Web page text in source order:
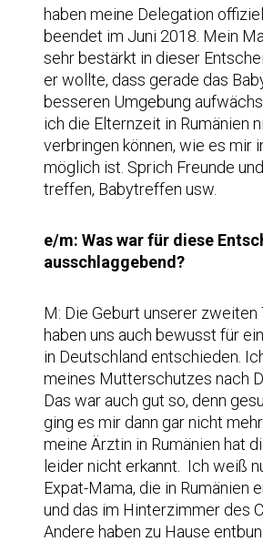
haben meine Delegation
beendet im Juni 2018. Mein
sehr bestärkt in dieser
er wollte, dass gerade das
besseren Umgebung
ich die Elternzeit in Rumänien
verbringen können, wie es mir
möglich ist. Sprich Freunde
treffen, Babytreffen usw.
e/m: Was war für diese
ausschlaggebend?
M: Die Geburt unserer zweiten
haben uns auch bewusst für
in Deutschland entschieden.
meines Mutterschutzes nach
Das war auch gut so, denn
ging es mir dann gar nicht
meine Ärztin in Rumänien hat
leider nicht erkannt. Ich weiß
Expat-Mama, die in Rumänien
und das im Hinterzimmer des
Andere haben zu Hause